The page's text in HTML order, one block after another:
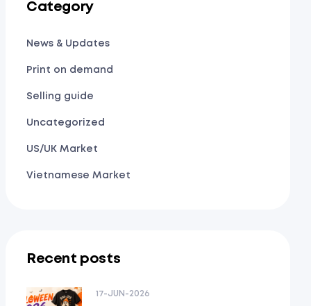
Category
News & Updates
Print on demand
Selling guide
Uncategorized
US/UK Market
Vietnamese Market
Recent posts
17-JUN-2026